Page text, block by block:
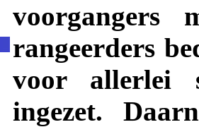
voorgangers
rangeerders
voor allerlei
ingezet.